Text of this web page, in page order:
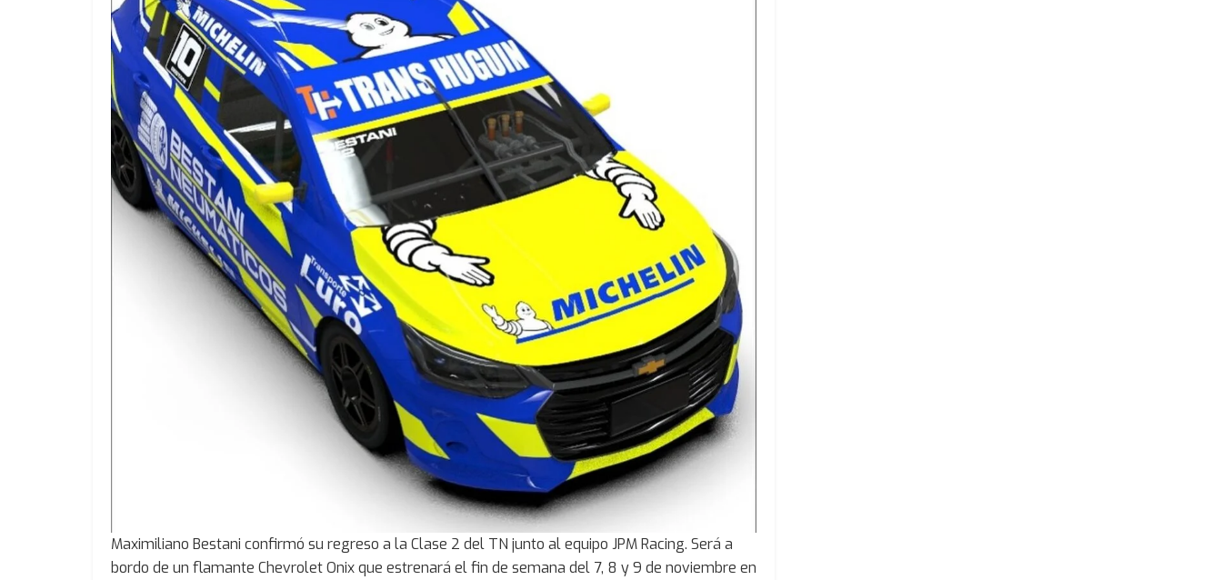
Maximiliano Bestani confirmó su regreso a la Clase 2 del TN junto al equipo JPM Racing. Será a
bordo de un flamante Chevrolet Onix que estrenará el fin de semana del 7, 8 y 9 de noviembre en